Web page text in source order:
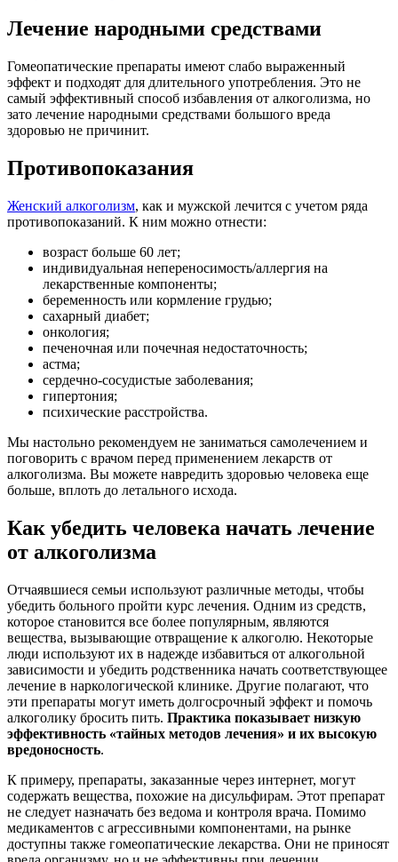
Лечение народными средствами
Гомеопатические препараты имеют слабо выраженный
эффект и подходят для длительного употребления. Это не
самый эффективный способ избавления от алкоголизма, но
зато лечение народными средствами большого вреда
здоровью не причинит.
Противопоказания
Женский алкоголизм, как и мужской лечится с учетом ряда
противопоказаний. К ним можно отнести:
возраст больше 60 лет;
индивидуальная непереносимость/аллергия на
лекарственные компоненты;
беременность или кормление грудью;
сахарный диабет;
онкология;
печеночная или почечная недостаточность;
астма;
сердечно-сосудистые заболевания;
гипертония;
психические расстройства.
Мы настольно рекомендуем не заниматься самолечением и
поговорить с врачом перед применением лекарств от
алкоголизма. Вы можете навредить здоровью человека еще
больше, вплоть до летального исхода.
Как убедить человека начать лечение
от алкоголизма
Отчаявшиеся семьи используют различные методы, чтобы
убедить больного пройти курс лечения. Одним из средств,
которое становится все более популярным, являются
вещества, вызывающие отвращение к алкоголю. Некоторые
люди используют их в надежде избавиться от алкогольной
зависимости и убедить родственника начать соответствующее
лечение в наркологической клинике. Другие полагают, что
эти препараты могут иметь долгосрочный эффект и помочь
алкоголику бросить пить. Практика показывает низкую
эффективность «тайных методов лечения» и их высокую
вредоносность.
К примеру, препараты, заказанные через интернет, могут
содержать вещества, похожие на дисульфирам. Этот препарат
не следует назначать без ведома и контроля врача. Помимо
медикаментов с агрессивными компонентами, на рынке
доступны также гомеопатические лекарства. Они не приносят